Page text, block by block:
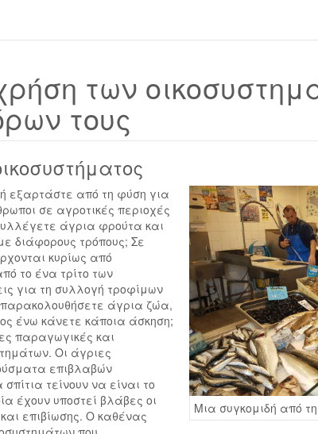
των
τους
Μια συγκομιδή από
εξαρτάστε από τη φύση για
σε αγροτικές περιοχές
άγρια φρούτα και
διάφορους τρόπους; Σε
κυρίως από
το ένα τρίτο των
για τη συλλογή τροφίμων
άγρια ζώα,
ένω κάνετε κάποια άσκηση;
παραγωγικές και
Οι άγριες
επιβλαβών
τείνουν να είναι το
έχουν υποστεί βλάβες οι
επιβίωσης. Ο καθένας